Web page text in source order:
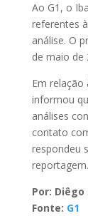
Ao G1, o
referentes
análise. O
de maio de
Em
informou
análises
contato
respondeu
reportagem.
Por: Diêgo
Fonte: G1